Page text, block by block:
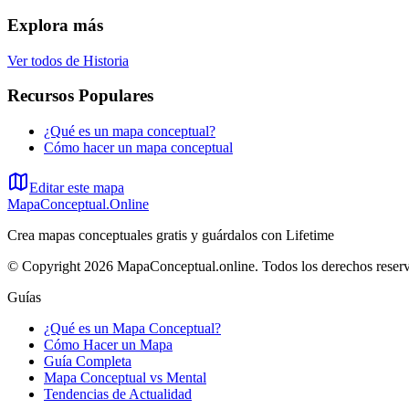
Explora más
Ver todos de Historia
Recursos Populares
¿Qué es un mapa conceptual?
Cómo hacer un mapa conceptual
Editar este mapa
MapaConceptual.Online
Crea mapas conceptuales gratis y guárdalos con Lifetime
© Copyright 2026 MapaConceptual.online. Todos los derechos
Guías
¿Qué es un Mapa Conceptual?
Cómo Hacer un Mapa
Guía Completa
Mapa Conceptual vs Mental
Tendencias de Actualidad